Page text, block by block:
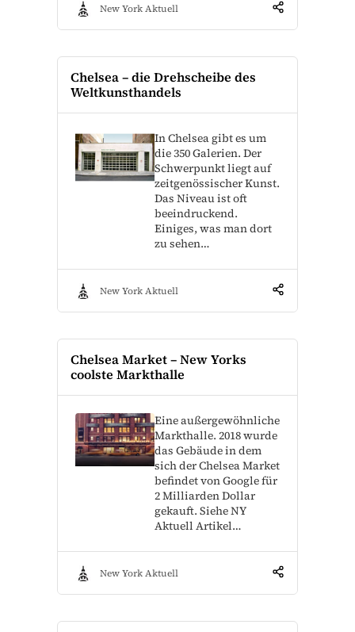
New York Aktuell
Chelsea – die Drehscheibe des
Weltkunsthandels
In Chelsea gibt es um
die 350 Galerien. Der
Schwerpunkt liegt auf
zeitgenössischer Kunst.
Das Niveau ist oft
beeindruckend.
Einiges, was man dort
zu sehen…
New York Aktuell
Chelsea Market – New Yorks
coolste Markthalle
Eine außergewöhnliche
Markthalle. 2018 wurde
das Gebäude in dem
sich der Chelsea Market
befindet von Google für
2 Milliarden Dollar
gekauft. Siehe NY
Aktuell Artikel…
New York Aktuell